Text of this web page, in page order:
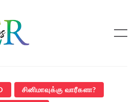
சினிமாவுக்கு வாரீகளா?